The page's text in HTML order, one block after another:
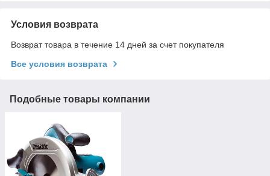
Условия возврата
Возврат товара в течение 14 дней за счет покупателя
Все условия возврата
Подобные товары компании